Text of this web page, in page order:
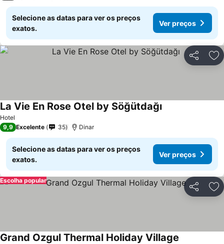
Selecione as datas para ver os preços
exatos.
Ver preços
Partilhar
Hotel
La Vie En Rose Otel by Söğütdağı
9,9 Excelente 35 Dinar
Selecione as datas para ver os preços
exatos.
Ver preços
Partilhar
Escolha popular
Grand Ozgul Thermal Holiday Village